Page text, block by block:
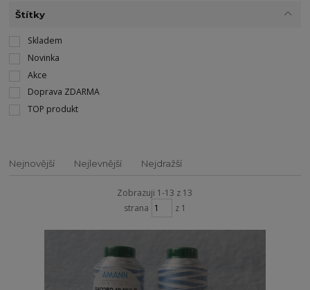
Štítky
Skladem
Novinka
Akce
Doprava ZDARMA
TOP produkt
Nejnovější Nejlevnější Nejdražší
Zobrazuji 1-13 z 13
strana
z 1